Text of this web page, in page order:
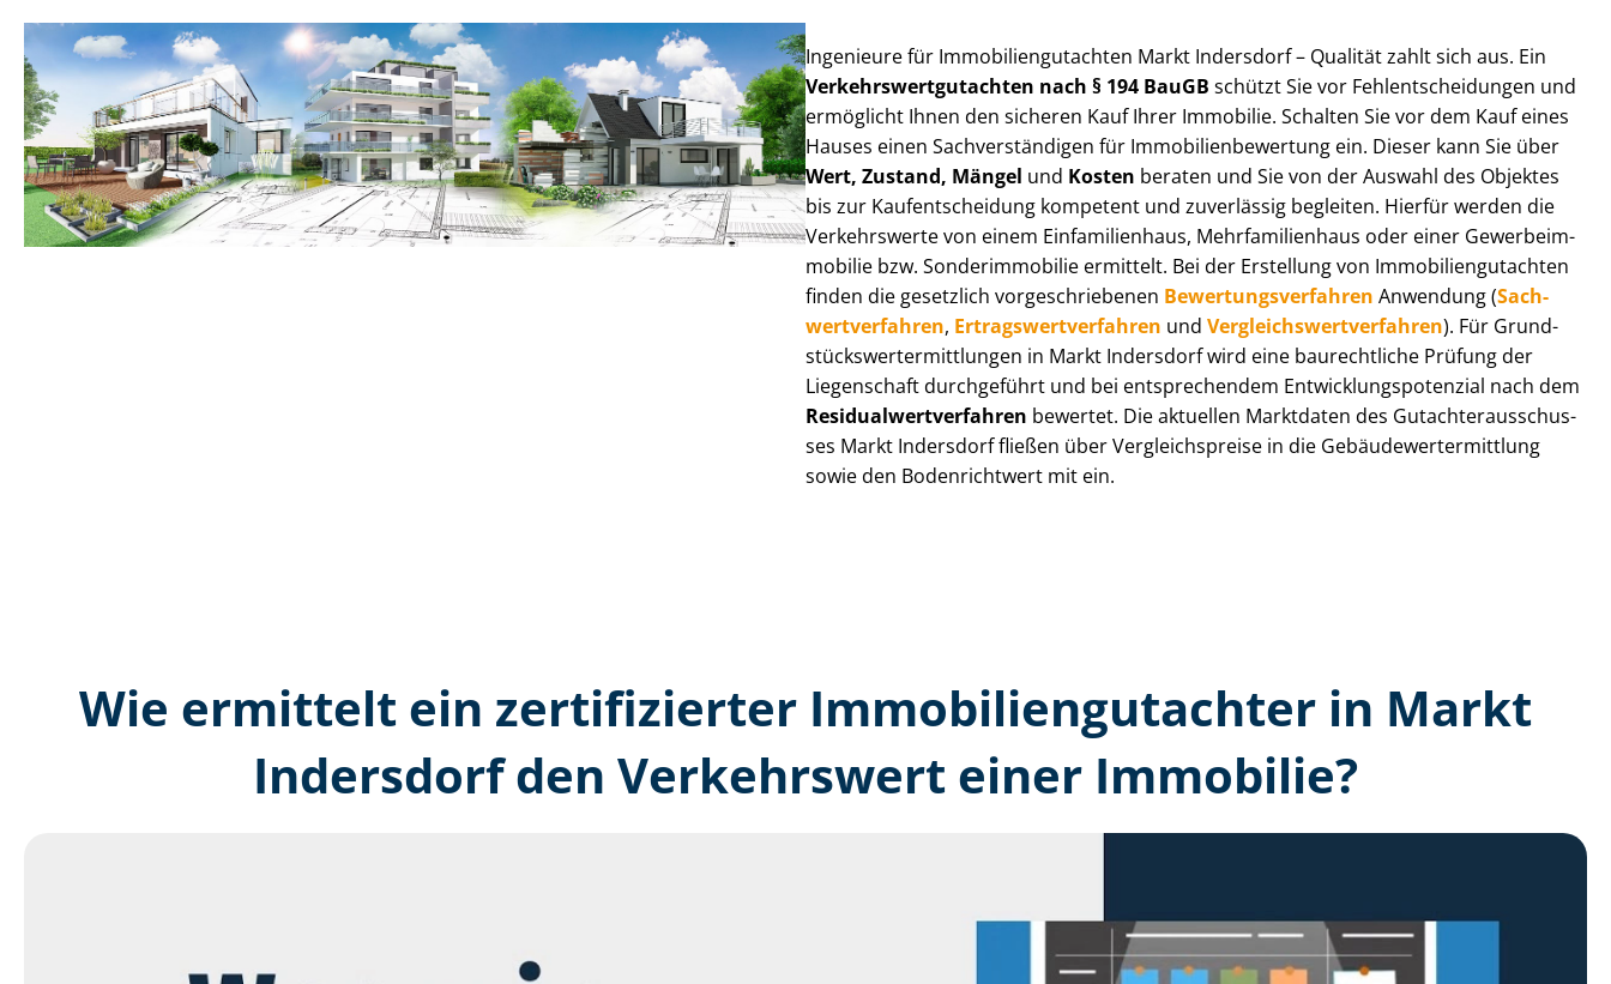
Ingenieure für Im­mo­bi­li­en­gut­ach­ten Markt Indersdorf – Qualität zahlt sich aus. Ein
Ver­kehrs­wert­gut­ach­ten nach § 194 BauGB schützt Sie vor Fehl­ent­schei­dun­gen und
ermöglicht Ihnen den sicheren Kauf Ihrer Immobilie. Schalten Sie vor dem Kauf eines
Hauses einen Sach­ver­stän­di­gen für Im­mo­bi­li­en­be­wer­tung ein. Dieser kann Sie über
Wert, Zustand, Mängel und Kosten beraten und Sie von der Auswahl des Objektes
bis zur Kauf­ent­schei­dung kompetent und zuverlässig begleiten. Hierfür werden die
Verkehrswerte von einem Einfamilienhaus, Mehr­fa­mi­li­en­haus oder einer Ge­wer­be­im­
mo­bi­lie bzw. Sonderimmobilie ermittelt. Bei der Erstellung von Im­mo­bi­li­en­gut­ach­ten
finden die gesetzlich vor­ge­schrie­be­nen Be­wer­tungs­ver­fah­ren Anwendung (Sach­
wert­ver­fah­ren, Er­trags­wert­ver­fah­ren und Ver­gleichs­wert­ver­fah­ren). Für Grund­
stücks­wert­ermitt­lun­gen in Markt Indersdorf wird eine baurechtliche Prüfung der
Liegenschaft durchgeführt und bei entsprechendem Ent­wick­lungs­po­ten­zi­al nach dem
Re­si­du­al­wert­ver­fah­ren bewertet. Die aktuellen Marktdaten des Gut­ach­ter­aus­schus­
ses Markt Indersdorf fließen über Ver­gleichs­prei­se in die Ge­bäu­de­wert­ermitt­lung
sowie den Bodenrichtwert mit ein.
Wie ermittelt ein zertifizierter Immobilien­gutachter in Markt
Indersdorf den Verkehrswert einer Immobilie?